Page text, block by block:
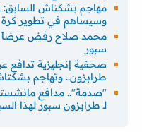
مهاجم بشكتاش السابق:
وسيساهم في تطوير كرة
محمد صلاح رفض عرضاً
سبور
صحفية إنجليزية تدافع
طرابزون.. وتهاجم
"صدمة".. مدافع
لـ طرابزون سبور لهذا